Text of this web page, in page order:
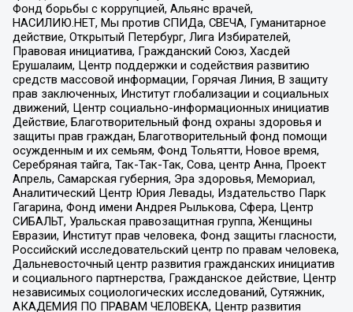
Фонд борьбы с коррупцией, Альянс врачей,
НАСИЛИЮ.НЕТ, Мы против СПИДа, СВЕЧА, Гуманитарное
действие, Открытый Петербург, Лига Избирателей,
Правовая инициатива, Гражданский Союз, Хасдей
Ерушалаим, Центр поддержки и содействия развитию
средств массовой информации, Горячая Линия, В защиту
прав заключенных, Институт глобализации и социальных
движений, Центр социально-информационных инициатив
Действие, Благотворительный фонд охраны здоровья и
защиты прав граждан, Благотворительный фонд помощи
осужденным и их семьям, Фонд Тольятти, Новое время,
Серебряная тайга, Так-Так-Так, Сова, центр Анна, Проект
Апрель, Самарская губерния, Эра здоровья, Мемориал,
Аналитический Центр Юрия Левады, Издательство Парк
Гагарина, Фонд имени Андрея Рылькова, Сфера, Центр
СИБАЛЬТ, Уральская правозащитная группа, Женщины
Евразии, Институт прав человека, Фонд защиты гласности,
Российский исследовательский центр по правам человека,
Дальневосточный центр развития гражданских инициатив
и социального партнерства, Гражданское действие, Центр
независимых социологических исследований, Сутяжник,
АКАДЕМИЯ ПО ПРАВАМ ЧЕЛОВЕКА, Центр развития